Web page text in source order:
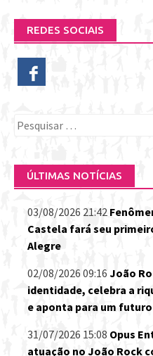
REDES SOCIAIS
Pesquisar
ÚLTIMAS NOTÍCIAS
03/08/2026 21:42
Castela fará seu
Alegre
02/08/2026 09:16 João
identidade, celebra a
e aponta para um
31/07/2026 15:08 Opus
atuação no João Rock